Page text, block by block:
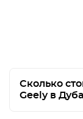
Сколько
Geely в